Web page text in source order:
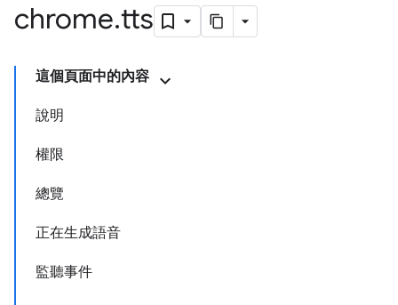
chrome.tts
這個頁面中的內容
說明
權限
總覽
正在生成語音
監聽事件